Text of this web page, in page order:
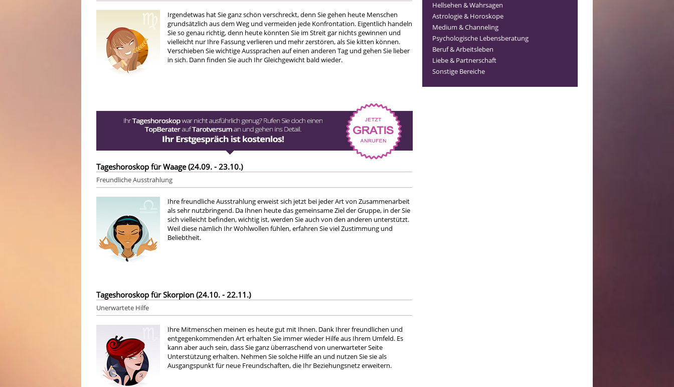
Hellsehen & Wahrsagen
Astrologie & Horoskope
Medium & Channeling
Psychologische Lebensberatung
Beruf & Arbeitsleben
Liebe & Partnerschaft
Sonstige Bereiche
Irgendetwas hat Sie ganz schön verschreckt, denn Sie gehen heute Menschen
grundsätzlich aus dem Weg und vermeiden jede Konfrontation. Eigentlich handeln
Sie so genau richtig, denn heute könnten Sie im Streit gar nichts gewinnen und
vielleicht nur Ihre Fassung verlieren und mehr zerstören, als Sie kitten können.
Verschieben Sie wichtige Aussprachen auf einen anderen Tag und gehen Sie lieber
in sich. Dann finden Sie auch Ihr Gleichgewicht bald wieder.
Tageshoroskop für Waage (24.09. - 23.10.)
Freundliche Ausstrahlung
Ihre freundliche Ausstrahlung erweist sich jetzt bei jeder Art von Zusammenarbeit
als sehr nutzbringend. Da Ihnen heute das gemeinsame Ziel der Gruppe, in der Sie
sich vielleicht befinden, wichtig ist, werden Sie auch von den anderen unterstützt.
Weil diese nämlich Ihr Wohlwollen fühlen, erfahren Sie viel Zustimmung und
Beliebtheit.
Tageshoroskop für Skorpion (24.10. - 22.11.)
Unerwartete Hilfe
Ihre Mitmenschen meinen es heute gut mit Ihnen. Dank Ihrer freundlichen und
entgegenkommenden Art erhalten Sie immer wieder Hilfe aus Ihrem Umfeld. Es
kann aber auch sein, dass Sie ganz überraschend von unerwarteter Seite
Unterstützung erhalten. Nehmen Sie solche Hilfe an und nutzen Sie sie als
Ausgangspunkt für neue Freundschaften, die Ihr Beziehungsnetz erweitern.